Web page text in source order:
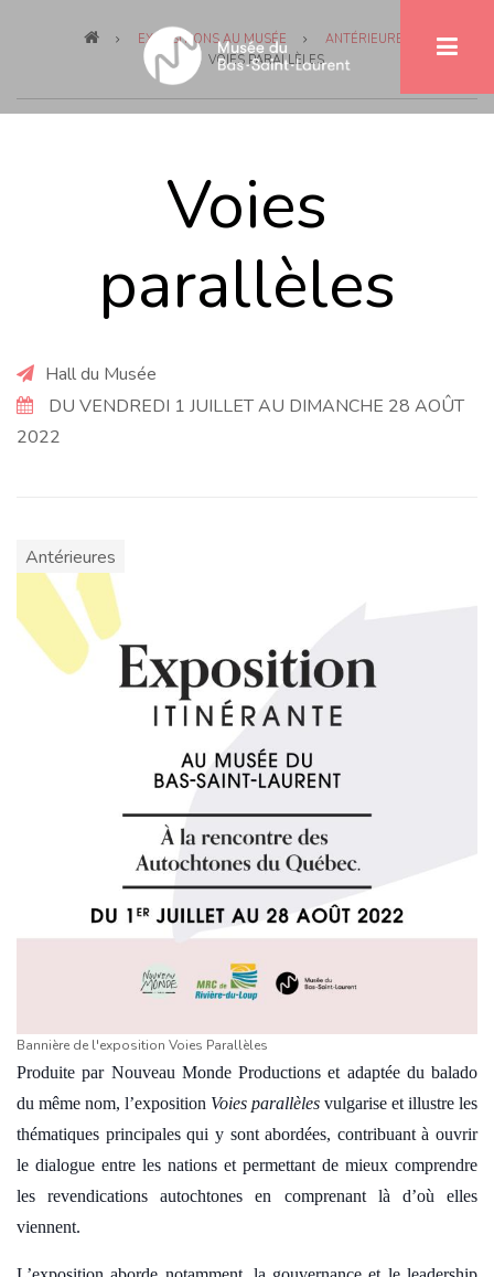
principal
EXPOSITIONS AU MUSÉE
ANTÉRIEURES
VOIES PARALLÈLES
Voies
parallèles
Hall du Musée
DU VENDREDI 1 JUILLET AU DIMANCHE 28 AOÛT
2022
Antérieures
Bannière de l'exposition Voies Parallèles
Produite par Nouveau Monde Productions et adaptée du balado
du même nom, l’exposition Voies parallèles vulgarise et illustre les
thématiques principales qui y sont abordées, contribuant à ouvrir
le dialogue entre les nations et permettant de mieux comprendre
les revendications autochtones en comprenant là d’où elles
viennent.